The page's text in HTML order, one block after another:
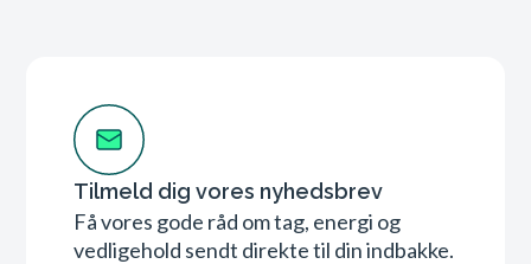
Tilmeld dig vores nyhedsbrev
Få vores gode råd om tag, energi og
vedligehold sendt direkte til din indbakke.